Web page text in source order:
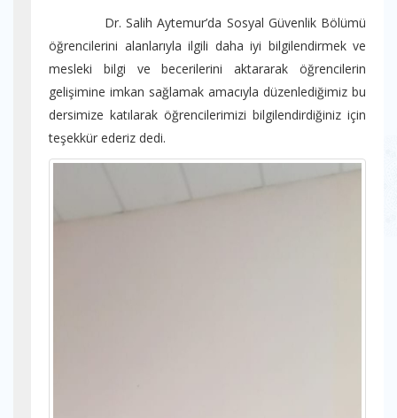
Dr. Salih Aytemur’da Sosyal Güvenlik Bölümü
öğrencilerini alanlarıyla ilgili daha iyi bilgilendirmek ve
mesleki bilgi ve becerilerini aktararak öğrencilerin
gelişimine imkan sağlamak amacıyla düzenlediğimiz bu
dersimize katılarak öğrencilerimizi bilgilendirdiğiniz için
teşekkür ederiz dedi.